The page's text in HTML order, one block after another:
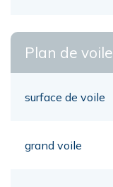
Plan de voile
surface de voile
grand voile